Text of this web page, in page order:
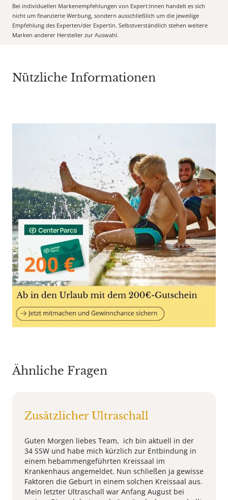
Bei individuellen Markenempfehlungen von Expert:Innen handelt es sich
nicht um finanzierte Werbung, sondern ausschließlich um die jeweilige
Empfehlung des Experten/der Expertin. Selbstverständlich stehen weitere
Marken anderer Hersteller zur Auswahl.
Nützliche Informationen
Ähnliche Fragen
Zusätzlicher Ultraschall
Guten Morgen liebes Team, ich bin aktuell in der
34 SSW und habe mich kürzlich zur Entbindung in
einem hebammengeführten Kreissaal im
Krankenhaus angemeldet. Nun schließen ja gewisse
Faktoren die Geburt in einem solchen Kreissaal aus.
Mein letzter Ultraschall war Anfang August bei